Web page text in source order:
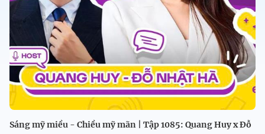
Sáng mỹ miều - Chiều mỹ mãn | Tập 1085: Quang Huy x Đỗ